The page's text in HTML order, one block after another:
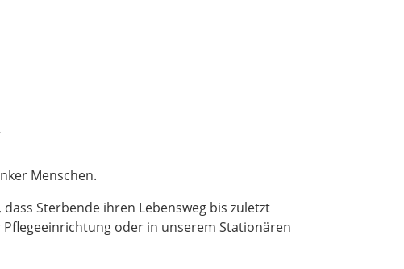
Menschen.
Sterbende ihren Lebensweg bis zuletzt
oder in unserem Stationären